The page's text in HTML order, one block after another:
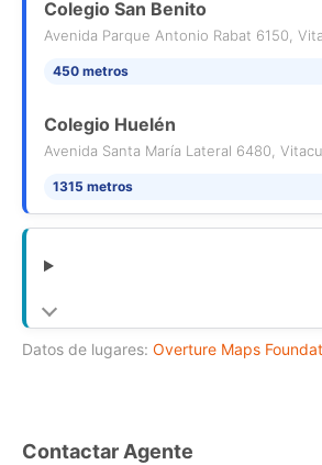
Colegio San Benito
Avenida Parque Antonio Rabat 6150,
450 metros
Colegio Huelén
Avenida Santa María Lateral 6480,
1315 metros
Datos de lugares: Overture Maps
Contactar Agente